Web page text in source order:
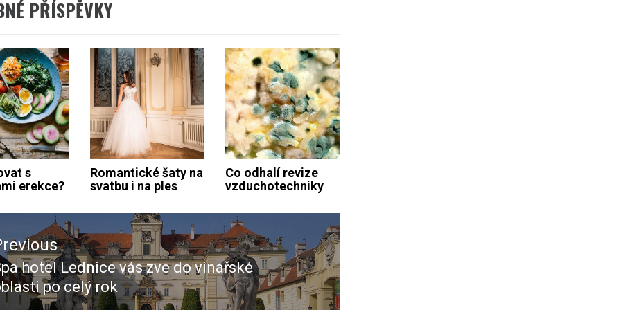
PŘÍSPĚVKY
s
erekce?
Romantické šaty na
svatbu i na ples
Co odhalí revize
vzduchotechniky
hotel Lednice vás zve do vinařské
po celý rok